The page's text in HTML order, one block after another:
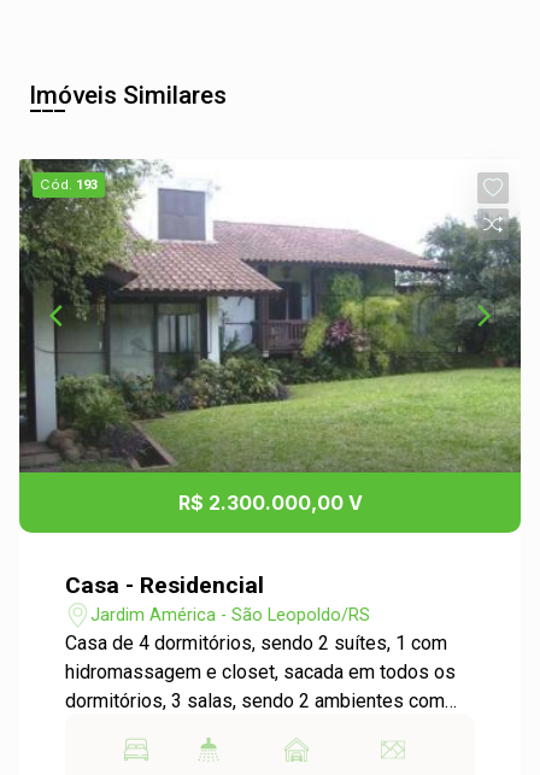
Imóveis Similares
Cód. 193
R$ 2.300.000,00 V
Casa - Residencial
Jardim América - São Leopoldo/RS
Casa de 4 dormitórios, sendo 2 suítes, 1 com
hidromassagem e closet, sacada em todos os
dormitórios, 3 salas, sendo 2 ambientes com
copa/cozinha com fogão e forno a lenha,